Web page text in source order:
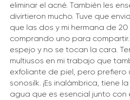
eliminar el acné. También les
divirtieron mucho. Tuve que
que las dos y mi hermana de
comprando uno para compartir.
espejo y no se tocan la cara.
multiusos en mi trabajo que
exfoliante de piel, pero prefiero
sonosilk. ¡Es inalámbrica, tiene
agua que es esencial junto con